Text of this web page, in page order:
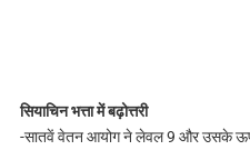
सियाचिन भत्ता में बढ़ोत्तरी
-सातवें वेतन आयोग ने लेवल 9 और उसके